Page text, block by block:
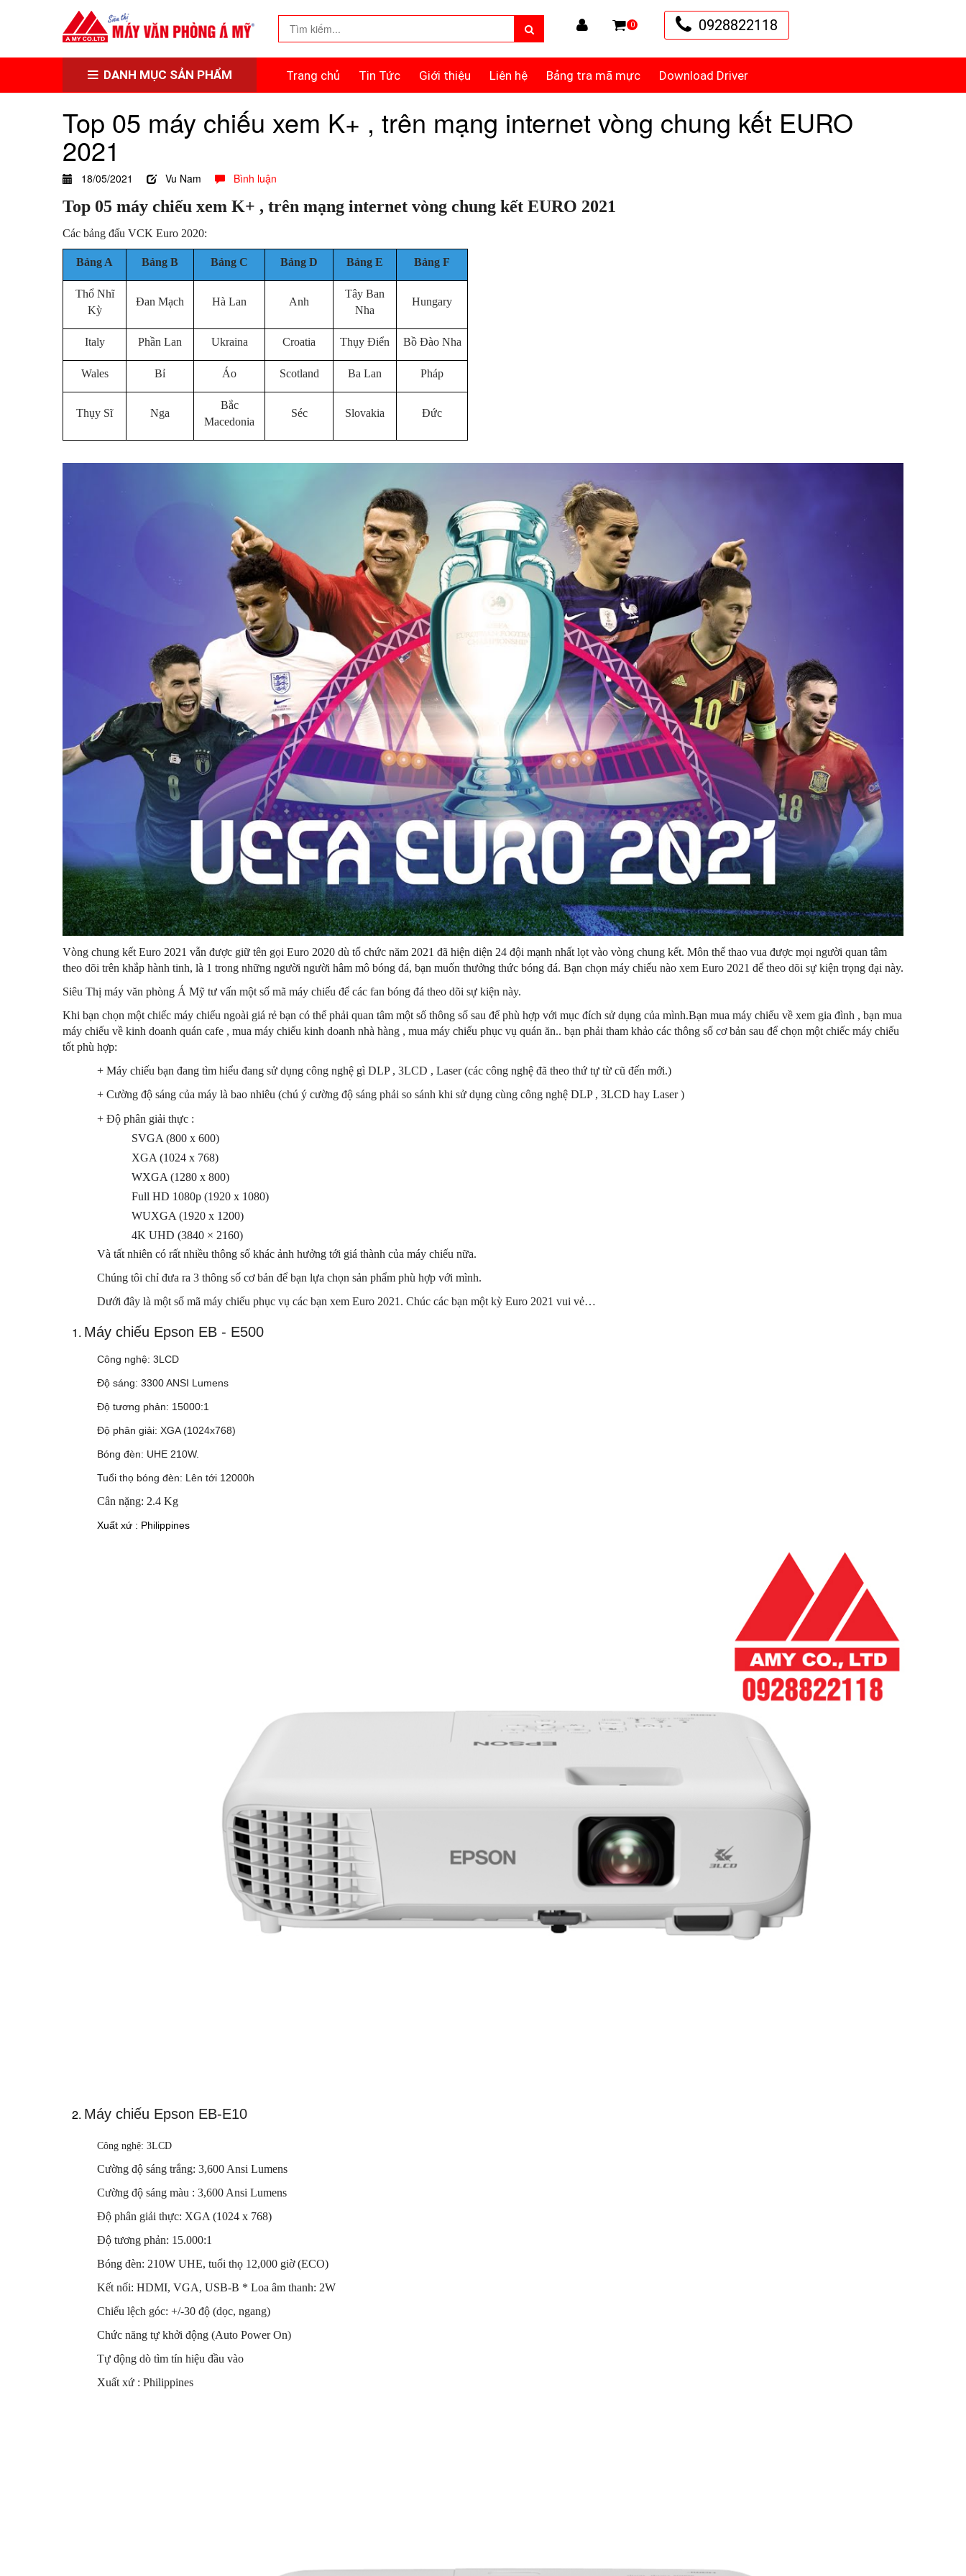
0 0928822118
DANH MỤC SẢN PHẨM Trang chủ Tin Tức Giới thiệu Liên hệ Bảng tra mã mực Download Driver
Top 05 máy chiếu xem K+ , trên mạng internet vòng chung kết EURO
2021
18/05/2021 Vu Nam Bình luận
Top 05 máy chiếu xem K+ , trên mạng internet vòng chung kết EURO 2021
Các bảng đấu VCK Euro 2020:
Bảng A Bảng B Bảng C Bảng D Bảng E Bảng F
Thổ Nhĩ
Kỳ
Đan Mạch Hà Lan Anh
Tây Ban
Nha
Hungary
Italy Phần Lan Ukraina Croatia Thụy Điển Bồ Đào Nha
Wales Bỉ Áo Scotland Ba Lan Pháp
Thụy Sĩ Nga
Bắc
Macedonia
Séc Slovakia Đức
Vòng chung kết Euro 2021 vẫn được giữ tên gọi Euro 2020 dù tổ chức năm 2021 đã hiện diện 24 đội mạnh nhất lọt vào vòng chung kết. Môn thể thao vua được mọi người quan tâm
theo dõi trên khắp hành tinh, là 1 trong những người người hâm mô bóng đá, bạn muốn thưởng thức bóng đá. Bạn chọn máy chiếu nào xem Euro 2021 để theo dõi sự kiện trọng đại này.
Siêu Thị máy văn phòng Á Mỹ tư vấn một số mã máy chiếu để các fan bóng đá theo dõi sự kiện này.
Khi bạn chọn một chiếc máy chiếu ngoài giá rẻ bạn có thể phải quan tâm một số thông số sau để phù hợp với mục đích sử dụng của mình.Bạn mua máy chiếu về xem gia đình , bạn mua
máy chiếu về kinh doanh quán cafe , mua máy chiếu kinh doanh nhà hàng , mua máy chiếu phục vụ quán ăn.. bạn phải tham khảo các thông số cơ bản sau để chọn một chiếc máy chiếu
tốt phù hợp:
+ Máy chiếu bạn đang tìm hiểu đang sử dụng công nghệ gì DLP , 3LCD , Laser (các công nghệ đã theo thứ tự từ cũ đến mới.)
+ Cường độ sáng của máy là bao nhiêu (chú ý cường độ sáng phải so sánh khi sử dụng cùng công nghệ DLP , 3LCD hay Laser )
+ Độ phân giải thực :
SVGA (800 x 600)
XGA (1024 x 768)
WXGA (1280 x 800)
Full HD 1080p (1920 x 1080)
WUXGA (1920 x 1200)
4K UHD (3840 × 2160)
Và tất nhiên có rất nhiều thông số khác ảnh hưởng tới giá thành của máy chiếu nữa.
Chúng tôi chỉ đưa ra 3 thông số cơ bản để bạn lựa chọn sản phẩm phù hợp với mình.
Dưới đây là một số mã máy chiếu phục vụ các bạn xem Euro 2021. Chúc các bạn một kỳ Euro 2021 vui vẻ…
Máy chiếu Epson EB - E500
Công nghệ: 3LCD
Độ sáng: 3300 ANSI Lumens
Độ tương phản: 15000:1
Độ phân giải: XGA (1024x768)
Bóng đèn: UHE 210W.
Tuổi thọ bóng đèn: Lên tới 12000h
Cân nặng: 2.4 Kg
Xuất xứ : Philippines
Máy chiếu Epson EB-E10
Công nghệ: 3LCD
Cường độ sáng trắng: 3,600 Ansi Lumens
Cường độ sáng màu : 3,600 Ansi Lumens
Độ phân giải thực: XGA (1024 x 768)
Độ tương phản: 15.000:1
Bóng đèn: 210W UHE, tuổi thọ 12,000 giờ (ECO)
Kết nối: HDMI, VGA, USB-B * Loa âm thanh: 2W
Chiếu lệch góc: +/-30 độ (dọc, ngang)
Chức năng tự khởi động (Auto Power On)
Tự động dò tìm tín hiệu đầu vào
Xuất xứ : Philippines